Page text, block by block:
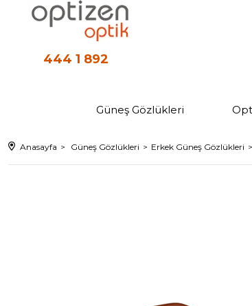
444 1 892
Güneş Gözlükleri
Anasayfa Güneş Gözlükleri Erkek Güneş Gözlükleri